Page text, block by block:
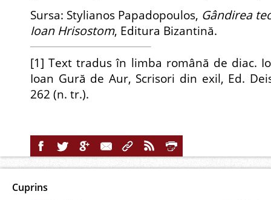
Sursa: Stylianos Papadopoulos, Gândirea
Ioan Hrisostom, Editura Bizantină.
[1] Text tradus în limba română de diac.
Ioan Gură de Aur, Scrisori din exil, Ed.
262 (n. tr.).
Cuprins